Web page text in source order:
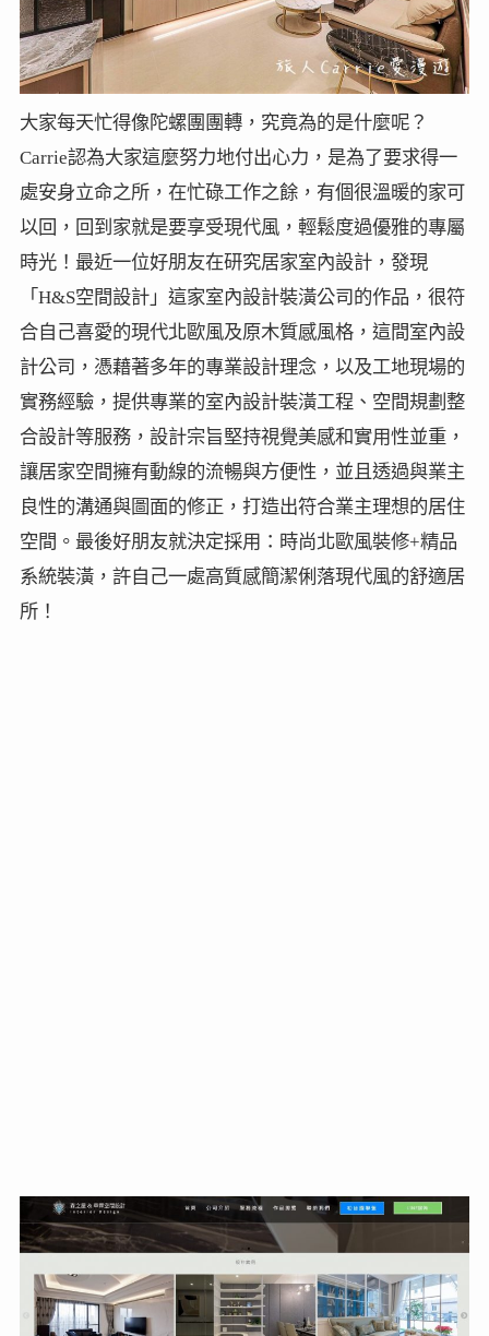
大家每天忙得像陀螺團團轉，究竟為的是什麼呢？
Carrie認為大家這麼努力地付出心力，是為了要求得一
處安身立命之所，在忙碌工作之餘，有個很溫暖的家可
以回，回到家就是要享受現代風，輕鬆度過優雅的專屬
時光！最近一位好朋友在研究居家室內設計，發現
「H&S空間設計」這家室內設計裝潢公司的作品，很符
合自己喜愛的現代北歐風及原木質感風格，這間室內設
計公司，憑藉著多年的專業設計理念，以及工地現場的
實務經驗，提供專業的室內設計裝潢工程、空間規劃整
合設計等服務，設計宗旨堅持視覺美感和實用性並重，
讓居家空間擁有動線的流暢與方便性，並且透過與業主
良性的溝通與圖面的修正，打造出符合業主理想的居住
空間。最後好朋友就決定採用：時尚北歐風裝修+精品
系統裝潢，許自己一處高質感簡潔俐落現代風的舒適居
所！